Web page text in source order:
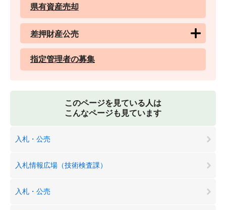
県有資産売却
差押財産公売
指定管理者の募集
このページを見ている人は
こんなページも見ています
入札・公売
入札情報広場（技術検査課）
入札・公売